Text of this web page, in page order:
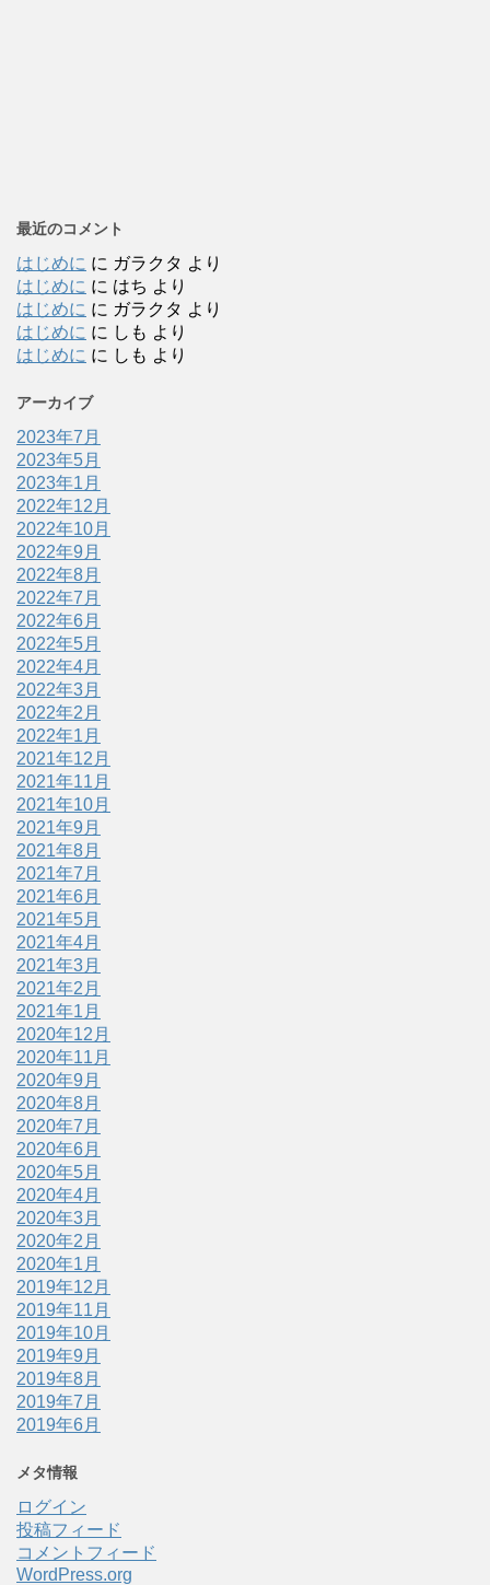
最近のコメント
はじめに に ガラクタ より
はじめに に はち より
はじめに に ガラクタ より
はじめに に しも より
はじめに に しも より
アーカイブ
2023年7月
2023年5月
2023年1月
2022年12月
2022年10月
2022年9月
2022年8月
2022年7月
2022年6月
2022年5月
2022年4月
2022年3月
2022年2月
2022年1月
2021年12月
2021年11月
2021年10月
2021年9月
2021年8月
2021年7月
2021年6月
2021年5月
2021年4月
2021年3月
2021年2月
2021年1月
2020年12月
2020年11月
2020年9月
2020年8月
2020年7月
2020年6月
2020年5月
2020年4月
2020年3月
2020年2月
2020年1月
2019年12月
2019年11月
2019年10月
2019年9月
2019年8月
2019年7月
2019年6月
メタ情報
ログイン
投稿フィード
コメントフィード
WordPress.org